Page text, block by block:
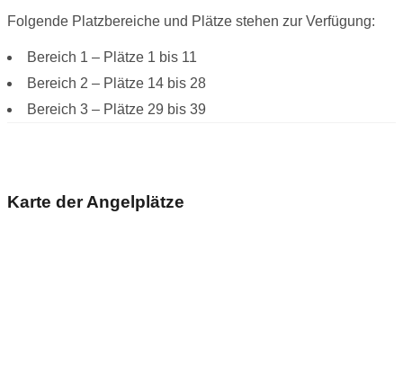
Folgende Platzbereiche und Plätze stehen zur Verfügung:
Bereich 1 – Plätze 1 bis 11
Bereich 2 – Plätze 14 bis 28
Bereich 3 – Plätze 29 bis 39
Karte der Angelplätze